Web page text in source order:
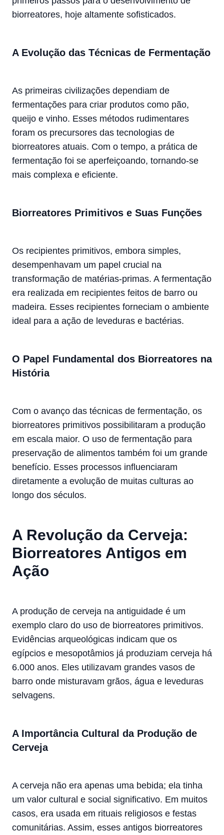
biorreatores, hoje altamente sofisticados.
A Evolução das Técnicas de Fermentação
As primeiras civilizações dependiam de
fermentações para criar produtos como pão,
queijo e vinho. Esses métodos rudimentares
foram os precursores das tecnologias de
biorreatores atuais. Com o tempo, a prática de
fermentação foi se aperfeiçoando, tornando-se
mais complexa e eficiente.
Biorreatores Primitivos e Suas Funções
Os recipientes primitivos, embora simples,
desempenhavam um papel crucial na
transformação de matérias-primas. A fermentação
era realizada em recipientes feitos de barro ou
madeira. Esses recipientes forneciam o ambiente
ideal para a ação de leveduras e bactérias.
O Papel Fundamental dos Biorreatores na
História
Com o avanço das técnicas de fermentação, os
biorreatores primitivos possibilitaram a produção
em escala maior. O uso de fermentação para
preservação de alimentos também foi um grande
benefício. Esses processos influenciaram
diretamente a evolução de muitas culturas ao
longo dos séculos.
A Revolução da Cerveja:
Biorreatores Antigos em
Ação
A produção de cerveja na antiguidade é um
exemplo claro do uso de biorreatores primitivos.
Evidências arqueológicas indicam que os
egípcios e mesopotâmios já produziam cerveja há
6.000 anos. Eles utilizavam grandes vasos de
barro onde misturavam grãos, água e leveduras
selvagens.
A Importância Cultural da Produção de
Cerveja
A cerveja não era apenas uma bebida; ela tinha
um valor cultural e social significativo. Em muitos
casos, era usada em rituais religiosos e festas
comunitárias. Assim, esses antigos biorreatores